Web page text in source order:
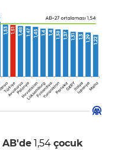
AB'de 1,54 çocuk